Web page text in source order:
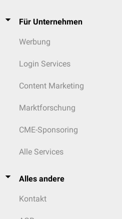
Für Unternehmen
Werbung
Login Services
Content Marketing
Marktforschung
CME-Sponsoring
Alle Services
Alles andere
Kontakt